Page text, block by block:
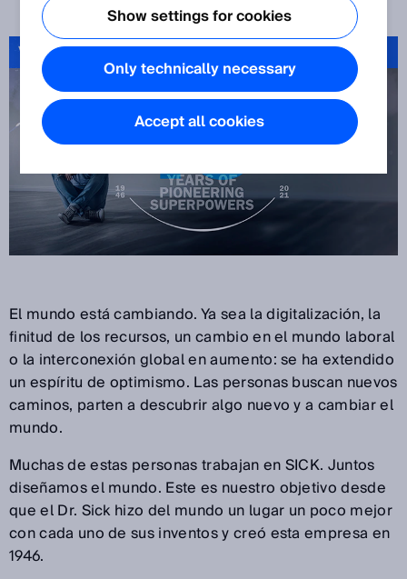
Video: 75 years of Pioneering Superpowers
El mundo está cambiando. Ya sea la digitalización, la
finitud de los recursos, un cambio en el mundo laboral
o la interconexión global en aumento: se ha extendido
un espíritu de optimismo. Las personas buscan nuevos
caminos, parten a descubrir algo nuevo y a cambiar el
mundo.
Muchas de estas personas trabajan en SICK. Juntos
diseñamos el mundo. Este es nuestro objetivo desde
que el Dr. Sick hizo del mundo un lugar un poco mejor
con cada uno de sus inventos y creó esta empresa en
1946.
Show settings for cookies
Only technically necessary
Accept all cookies